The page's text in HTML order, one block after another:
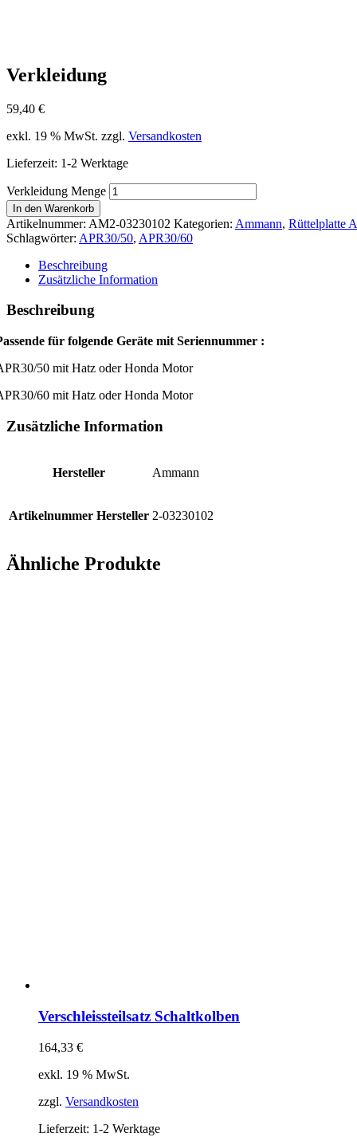
Verkleidung
59,40 €
exkl. 19 % MwSt. zzgl. Versandkosten
Lieferzeit: 1-2 Werktage
Verkleidung Menge
In den Warenkorb
Artikelnummer: AM2-03230102 Kategorien: Ammann, Rüttelplatte
Schlagwörter: APR30/50, APR30/60
Beschreibung
Zusätzliche Information
Beschreibung
für folgende Geräte mit Seriennummer :
50 mit Hatz oder Honda Motor
60 mit Hatz oder Honda Motor
Zusätzliche Information
Hersteller Ammann
Artikelnummer Hersteller 2-03230102
Ähnliche Produkte
Verschleissteilsatz Schaltkolben
164,33 €
exkl. 19 % MwSt.
zzgl. Versandkosten
Lieferzeit: 1-2 Werktage